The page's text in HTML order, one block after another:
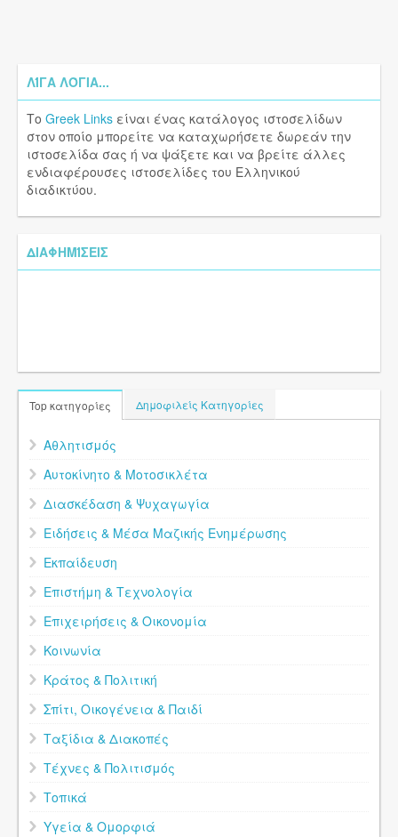
ΛΊΓΑ ΛΌΓΙΑ...
Το Greek Links είναι ένας κατάλογος ιστοσελίδων
στον οποίο μπορείτε να καταχωρήσετε δωρεάν την
ιστοσελίδα σας ή να ψάξετε και να βρείτε άλλες
ενδιαφέρουσες ιστοσελίδες του Ελληνικού
διαδικτύου.
ΔΙΑΦΗΜΊΣΕΙΣ
Top κατηγορίες Δημοφιλείς Κατηγορίες
Αθλητισμός
Αυτοκίνητο & Μοτοσικλέτα
Διασκέδαση & Ψυχαγωγία
Ειδήσεις & Μέσα Μαζικής Ενημέρωσης
Εκπαίδευση
Επιστήμη & Τεχνολογία
Επιχειρήσεις & Οικονομία
Κοινωνία
Κράτος & Πολιτική
Σπίτι, Οικογένεια & Παιδί
Ταξίδια & Διακοπές
Τέχνες & Πολιτισμός
Τοπικά
Υγεία & Ομορφιά